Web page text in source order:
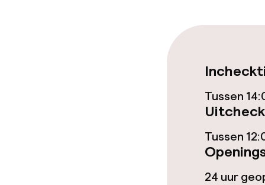
Dieetopties
Speciale
Tussen
Tussen
24 uur